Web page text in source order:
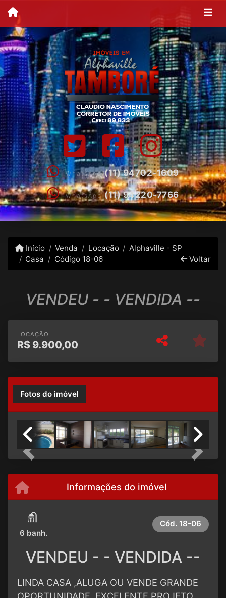
WhatsApp(11) 94702-1609
WhatsApp (11) 94220-7766
Início Venda Locação
Alphaville - SP
Casa
Código 18-06 Voltar
VENDEU - - VENDIDA --
LOCAÇÃO
R$ 9.900,00
Fotos do imóvel
Previous Next
Informações do imóvel
6 banh.
Cód. 18-06
VENDEU - - VENDIDA --
LINDA CASA ,ALUGA OU VENDE GRANDE